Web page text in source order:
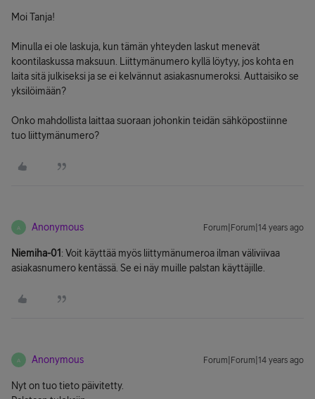
Moi Tanja!
Minulla ei ole laskuja, kun tämän yhteyden laskut menevät
koontilaskussa maksuun. Liittymänumero kyllä löytyy, jos kohta en
laita sitä julkiseksi ja se ei kelvännut asiakasnumeroksi. Auttaisiko se
yksilöimään?
Onko mahdollista laittaa suoraan johonkin teidän sähköpostiinne
tuo liittymänumero?
A Anonymous Forum|Forum|14 years ago
Niemiha-01 : Voit käyttää myös liittymänumeroa ilman väliviivaa
asiakasnumero kentässä. Se ei näy muille palstan käyttäjille.
A Anonymous Forum|Forum|14 years ago
Nyt on tuo tieto päivitetty.